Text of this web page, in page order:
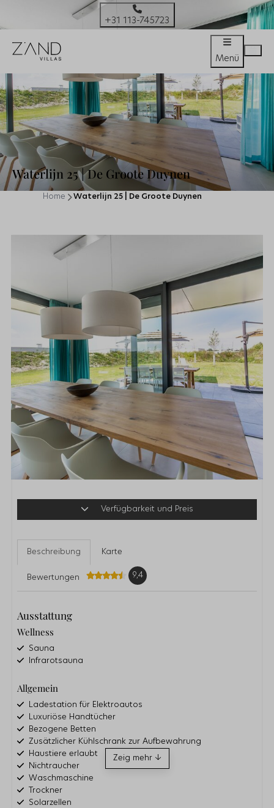
+31 113-745723
Menü
Waterlijn 25 | De Groote Duynen
Home Waterlijn 25 | De Groote Duynen
Verfügbarkeit und Preis
Beschreibung Karte
Bewertungen 9,4
Ausstattung
Wellness
Sauna
Infrarotsauna
Allgemein
Ladestation für Elektroautos
Luxuriöse Handtücher
Bezogene Betten
Zusätzlicher Kühlschrank zur Aufbewahrung
Haustiere erlaubt
Nichtraucher
Waschmaschine
Trockner
Solarzellen
Zeig mehr ↓